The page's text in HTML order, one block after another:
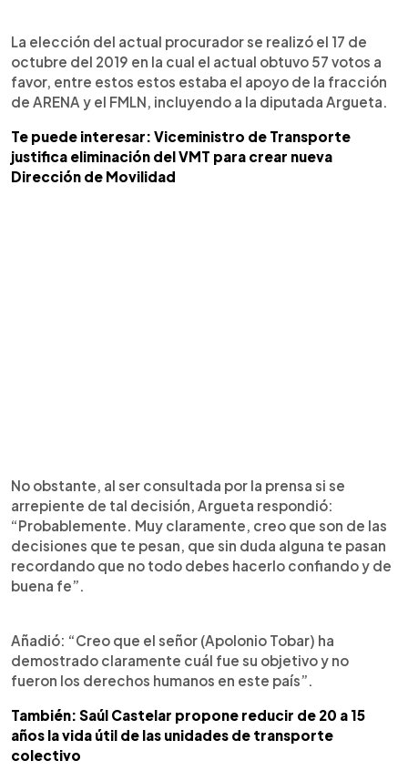
La elección del actual procurador se realizó el 17 de
octubre del 2019 en la cual el actual obtuvo 57 votos a
favor, entre estos estos estaba el apoyo de la fracción
de ARENA y el FMLN, incluyendo a la diputada Argueta.
Te puede interesar: Viceministro de Transporte
justifica eliminación del VMT para crear nueva
Dirección de Movilidad
No obstante, al ser consultada por la prensa si se
arrepiente de tal decisión, Argueta respondió:
“Probablemente. Muy claramente, creo que son de las
decisiones que te pesan, que sin duda alguna te pasan
recordando que no todo debes hacerlo confiando y de
buena fe”.
Añadió: “Creo que el señor (Apolonio Tobar) ha
demostrado claramente cuál fue su objetivo y no
fueron los derechos humanos en este país”.
También: Saúl Castelar propone reducir de 20 a 15
años la vida útil de las unidades de transporte
colectivo